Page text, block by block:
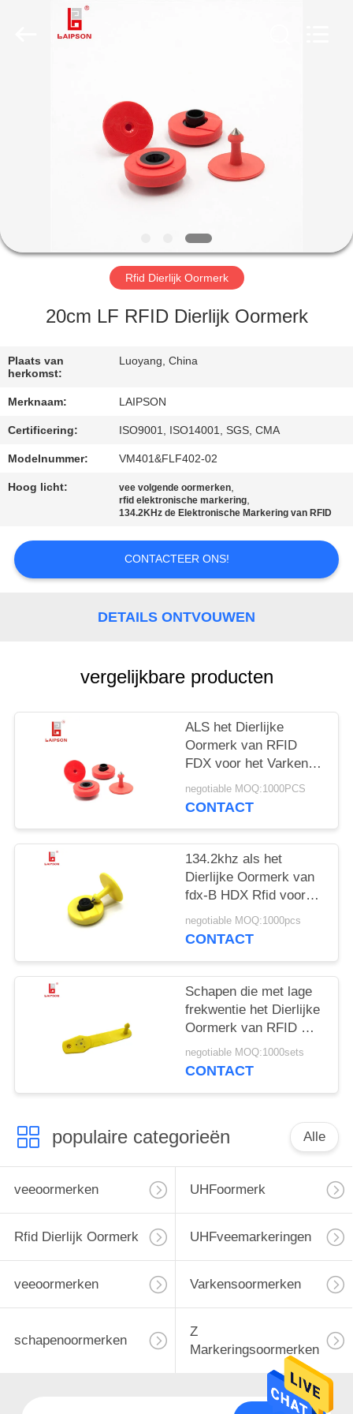
PRODUCTEN
ONGEVEER
FABRIEKSREIS
KWALITEITSCONTROLE
CONTACTEER
ONS
NIEUWS
VERZOEK
EEN
CITAAT
SITEMAP
POLICY
Rfid Dierlijk Oormerk
20cm LF RFID Dierlijk Oormerk
Plaats van
herkomst:
Luoyang, China
Merknaam: LAIPSON
Certificering: ISO9001, ISO14001, SGS, CMA
Modelnummer: VM401&FLF402-02
Hoog licht: vee volgende oormerken,
rfid elektronische markering,
134.2KHz de Elektronische Markering van RFID
CONTACTEER ONS!
DETAILS ONTVOUWEN
vergelijkbare producten
ALS het Dierlijke
Oormerk van RFID
FDX voor het Varken
ISO11784/11785 van
Veeschapen
negotiable MOQ:1000PCS
CONTACT
134.2khz als het
Dierlijke Oormerk van
fdx-B HDX Rfid voor
Landbouwbedrijf het
Volgen
negotiable MOQ:1000pcs
CONTACT
Schapen die met lage
frekwentie het Dierlijke
Oormerk van RFID met
ID64-Spaander volgen
negotiable MOQ:1000sets
CONTACT
populaire categorieën Alle
veeoormerken UHFoormerk
Rfid Dierlijk Oormerk UHFveemarkeringen
veeoormerken Varkensoormerken
schapenoormerken
Z
Markeringsoormerken